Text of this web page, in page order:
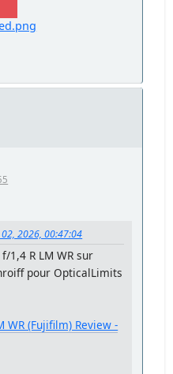
2026, 00:47:04
1,4 R LM WR sur
pour OpticalLimits
WR (Fujifilm) Review -